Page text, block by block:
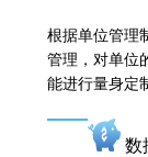
根据单位管理
管理，对单位
能进行量身定
数